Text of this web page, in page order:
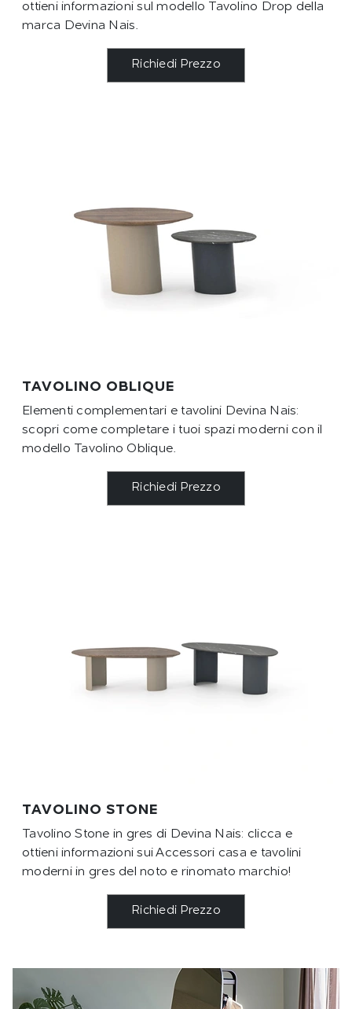
ottieni informazioni sul modello Tavolino Drop della
marca Devina Nais.
Richiedi Prezzo
TAVOLINO OBLIQUE
Elementi complementari e tavolini Devina Nais:
scopri come completare i tuoi spazi moderni con il
modello Tavolino Oblique.
Richiedi Prezzo
TAVOLINO STONE
Tavolino Stone in gres di Devina Nais: clicca e
ottieni informazioni sui Accessori casa e tavolini
moderni in gres del noto e rinomato marchio!
Richiedi Prezzo